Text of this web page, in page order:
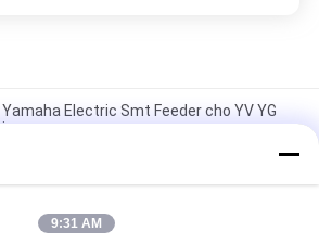
Electric Smt Feeder cho YV YG
8 12 16 24mm cho Máy chọn và Đặt
SMT
NXT 8/12/16 / 24mm cho máy chọn và
9:31 AM